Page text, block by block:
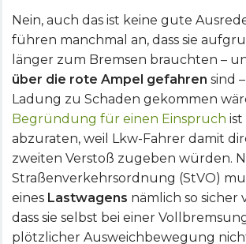
Nein, auch das ist keine gute
führen manchmal an, dass sie
länger zum Bremsen brauchten –
über die rote Ampel gefahren sind
Ladung zu Schaden gekommen
Begründung für einen Einspruch ist
abzuraten, weil Lkw-Fahrer damit
zweiten Verstoß zugeben würden.
Straßenverkehrsordnung (StVO)
eines Lastwagens nämlich so sicher
dass sie selbst bei einer
plötzlicher Ausweichbewegung